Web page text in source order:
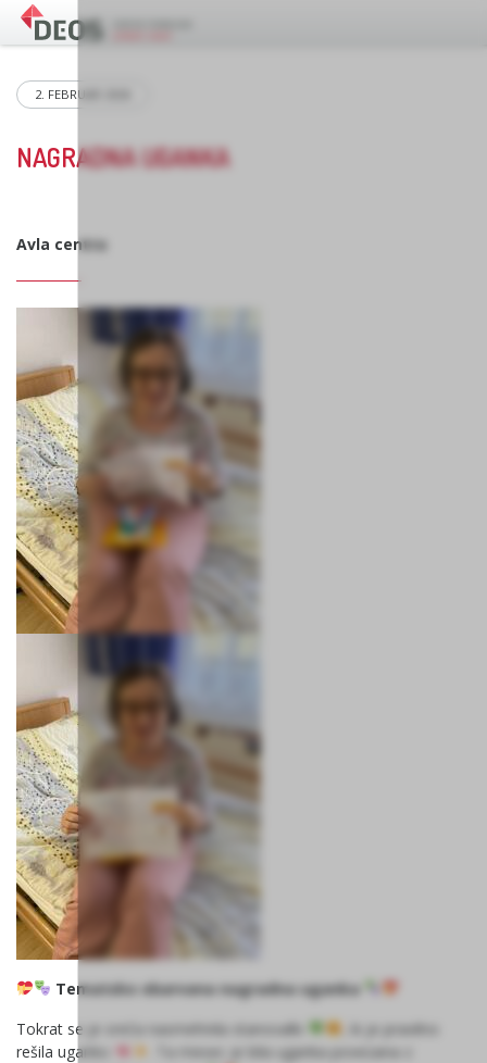
2. FEBRUAR 2026
NAGRADNA UGANKA
Avla centra
Tematsko obarvana nagradna uganka
Tokrat se je sreča nasmehnila stanovalki
, ki je pravilno
rešila uganko
. Ta mesec je bila uganka povezana z